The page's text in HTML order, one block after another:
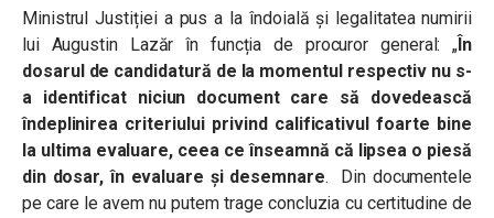
Ministrul Justiției a pus a la îndoială și legalitatea numirii
lui Augustin Lazăr în funcția de procuror general: „În
dosarul de candidatură de la momentul respectiv nu s-
a identificat niciun document care să dovedească
îndeplinirea criteriului privind calificativul foarte bine
la ultima evaluare, ceea ce înseamnă că lipsea o piesă
din dosar, în evaluare și desemnare. Din documentele
pe care le avem nu putem trage concluzia cu certitudine de